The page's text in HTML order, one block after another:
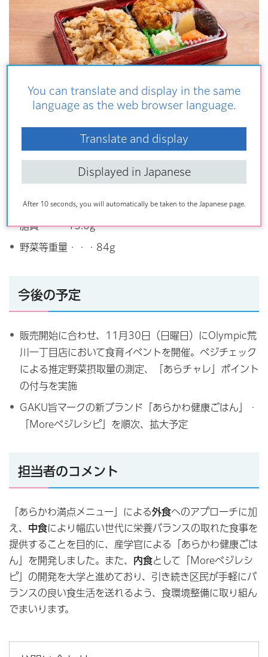
You can translate and display in the same
language as the web browser language.
Translate and display
Displayed in Japanese
After 10 seconds, you will automatically be taken to the Japanese page.
エネルギー・・・475kcal
炭水化物・・・70.7g
たんぱく質・・・15.5g
食塩相当量・・・3.4g
脂質・・・15.0g
野菜等重量・・・84g
今後の予定
販売開始に合わせ、11月30日（日曜日）にOlympic荒
川一丁目店において食育イベントを開催。ベジチェック
による推定野菜摂取量の測定、「あらチャレ」ポイント
の付与を実施
GAKU旨マークの新ブランド「あらかわ健康ごはん」・
「Moreベジレシピ」を順次、拡大予定
担当者のコメント
「あらかわ満点メニュー」による外食へのアプローチに加
え、 中食により幅広い世代に栄養バランスの取れた食事を
提供することを目的に、産学官による「あらかわ健康ごは
ん」を開発しました。また、 内食として「Moreベジレシ
ピ」の開発を大学と進めており、引き続き区民が手軽にバ
ランスの良い食生活を送れるよう、食環境整備に取り組ん
でまいります。